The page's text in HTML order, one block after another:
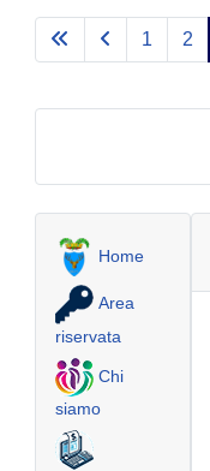
1 2
Home
Area
riservata
Chi
siamo